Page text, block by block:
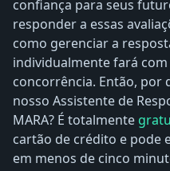
confiança para seus
responder a essas
como gerenciar a
individualmente fará
concorrência. Então, por
nosso Assistente de
MARA? É totalmente
cartão de crédito e pode
em menos de cinco